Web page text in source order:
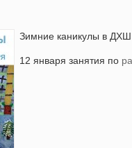
Зимние каникулы в ДХШ
12 января занятия по